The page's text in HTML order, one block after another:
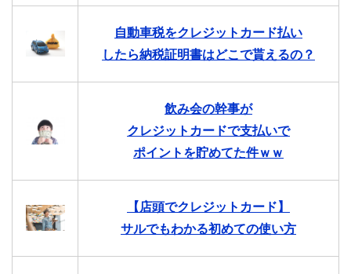
自動車税をクレジットカード払い
したら納税証明書はどこで貰えるの？
飲み会の幹事が
クレジットカードで支払いで
ポイントを貯めてた件ｗｗ
【店頭でクレジットカード】
サルでもわかる初めての使い方